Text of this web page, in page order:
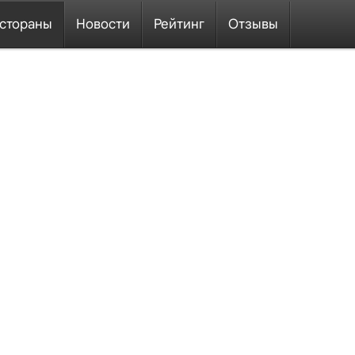
Новости Рейтинг Отзывы